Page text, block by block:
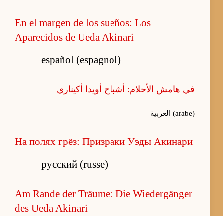
En el margen de los sueños: Los
Aparecidos de Ueda Akinari
español (espagnol)
في هامش الأحلام: أشباح أويدا أكيناري
العربية (arabe)
На полях грёз: Призраки Уэды Акинари
русский (russe)
Am Rande der Träume: Die Wiedergänger
des Ueda Akinari